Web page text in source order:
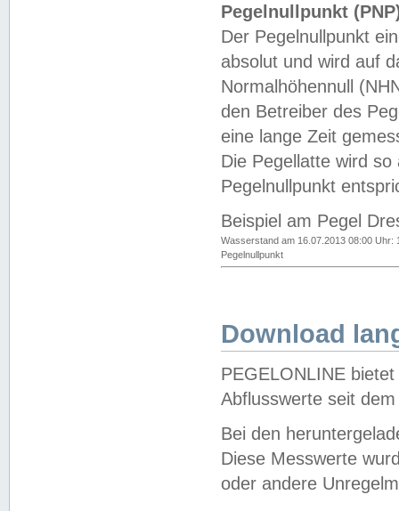
Pegelnullpunkt
Der Pegelnullpunkt
absolut und wird auf
Normalhöhennull
den Betreiber des
eine lange Zeit
Die Pegellatte wird
Pegelnullpunkt
Beispiel am Pegel
Wasserstand am 16.07.2013 08:00 Uhr:
Pegelnullpunkt
Download
PEGELONLINE
Abflusswerte seit
Bei den
Diese Messwerte
oder andere